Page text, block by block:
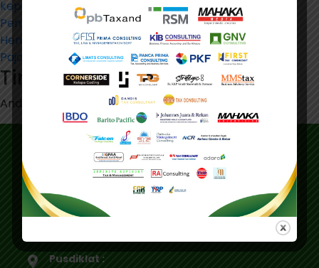
kepala Kanwil DJP Jakut adalah Kepala Bidang
Penyuluhan Pelayanan dan Hubungan Masyarakat
Hendriyan, beserta seluruh Kepala Kantor Pelayanan
Pajak (KPP) se-Jakut. (Foto: IKPI/Bayu Legianto)
Tinggalkan Balasan
Anda harus untuk berkomentar.
Alamat Utama :
Gedung IKPI, Jl. Condet Pejaten No. 3B
Pejaten Barat - Pasar Minggu
Pusdiklat :